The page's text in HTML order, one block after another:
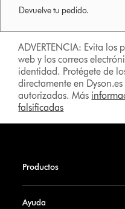
Devuelve tu pedido.
ADVERTENCIA: Evita los
web y los correos
identidad. Protégete de
directamente en
autorizadas. Más
falsificadas
Productos
Ayuda